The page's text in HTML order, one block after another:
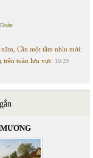
Cần một tầm nhìn mới:
trên toàn lưu vực 10:29